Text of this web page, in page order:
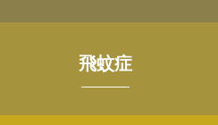
飛蚊症